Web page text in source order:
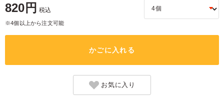
820円 税込
※4個以上から注文可能
かごに入れる
お気に入り